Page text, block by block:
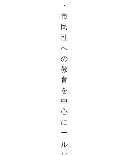
・
市
民
性
へ
の
教
育
を
中
心
に
ー
ル